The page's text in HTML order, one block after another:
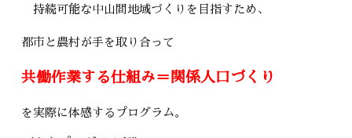
持続可能な中山間地域づくりを目指すため、
都市と農村が手を取り合って
共働作業する仕組み＝関係人口づくり
を実際に体感するプログラム。